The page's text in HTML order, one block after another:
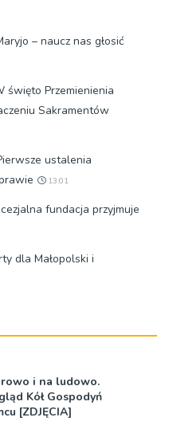
– naucz nas głosić
święto Przemienienia
Sakramentów
ustalenia
13:01
fundacja przyjmuje
dla Małopolski i
i na ludowo.
Kół Gospodyń
[ZDJĘCIA]